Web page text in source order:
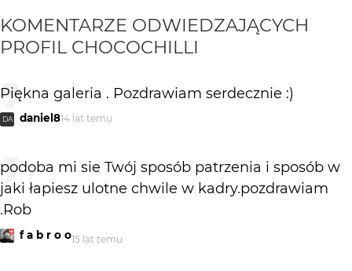
KOMENTARZE ODWIEDZAJĄCYCH
PROFIL CHOCOCHILLI
Piękna galeria . Pozdrawiam serdecznie :)
DA daniel814 lat temu
podoba mi sie Twój sposób patrzenia i sposób w
jaki łapiesz ulotne chwile w kadry.pozdrawiam
.Rob
f a b r o o15 lat temu